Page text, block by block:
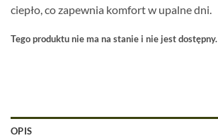
ciepło, co zapewnia komfort w upalne dni.
Tego produktu nie ma na stanie i nie jest dostępny.
OPIS